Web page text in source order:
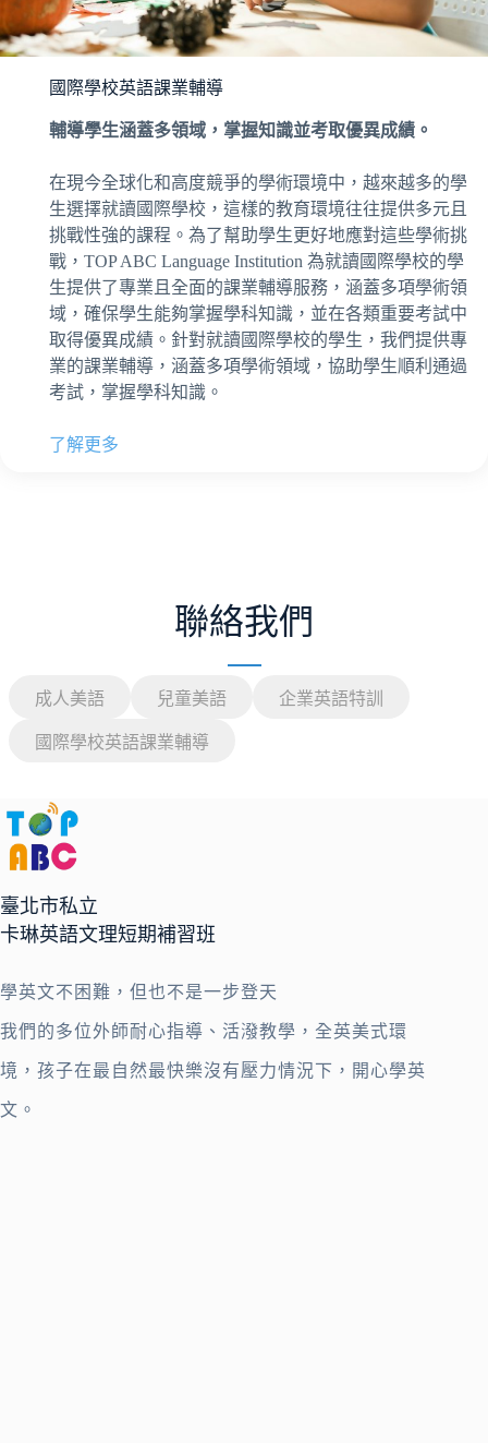
國際學校英語課業輔導
輔導學生涵蓋多領域，掌握知識並考取優異成績。
在現今全球化和高度競爭的學術環境中，越來越多的學
生選擇就讀國際學校，這樣的教育環境往往提供多元且
挑戰性強的課程。為了幫助學生更好地應對這些學術挑
戰，TOP ABC Language Institution 為就讀國際學校的學
生提供了專業且全面的課業輔導服務，涵蓋多項學術領
域，確保學生能夠掌握學科知識，並在各類重要考試中
取得優異成績。針對就讀國際學校的學生，我們提供專
業的課業輔導，涵蓋多項學術領域，協助學生順利通過
考試，掌握學科知識。
了解更多
聯絡我們
成人美語 兒童美語 企業英語特訓
國際學校英語課業輔導
臺北市私立
卡琳英語文理短期補習班
學英文不困難，但也不是一步登天
我們的多位外師耐心指導、活潑教學，全英美式環
境，孩子在最自然最快樂沒有壓力情況下，開心學英
文。